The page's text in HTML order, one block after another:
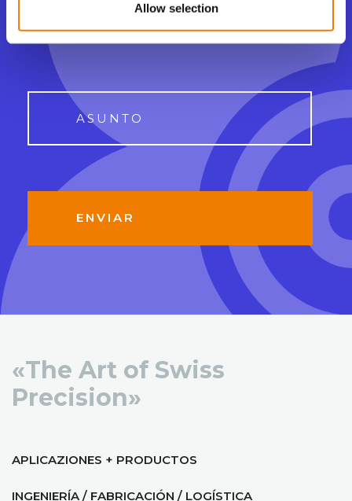
Allow selection
«The Art of Swiss
Precision»
APLICAZIONES + PRODUCTOS
INGENIERÍA / FABRICACIÓN / LOGÍSTICA